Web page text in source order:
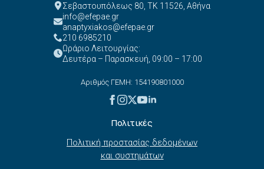
Σεβαστουπόλεως 80, ΤΚ 11526, Αθήνα
info@efepae.gr
anaptyxiakos@efepae.gr
210 6985210
Ωράριο Λειτουργίας:
Δευτέρα – Παρασκευή, 09:00 – 17:00
Αριθμός ΓΕΜΗ: 154190801000
Πολιτικές
Πολιτική προστασίας δεδομένων
και συστημάτων